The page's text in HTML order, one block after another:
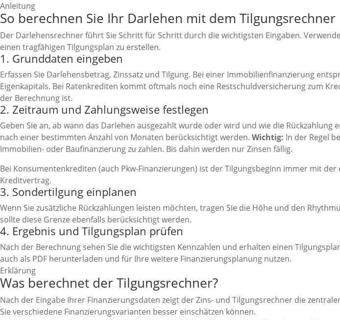
Anleitung
So berechnen Sie Ihr Darlehen mit dem Tilgungsrechner
Der Darlehensrechner führt Sie Schritt für Schritt durch die wichtigsten Eingaben.
einen tragfähigen Tilgungsplan zu erstellen.
1. Grunddaten eingeben
Erfassen Sie Darlehensbetrag, Zinssatz und Tilgung. Bei einer Immobilienfinanzierung
Eigenkapitals. Bei Ratenkrediten kommt oftmals noch eine Restschuld­versicherung zum
der Berechnung ist.
2. Zeitraum und Zahlungsweise festlegen
Geben Sie an, ab wann das Darlehen ausgezahlt wurde oder wird und wie die
nach einer bestimmten Anzahl von Monaten berücksichtigt werden. Wichtig: In der Regel
Immobilien- oder Baufinanzierung zu zahlen. Bis dahin werden nur Zinsen fällig.
Bei Konsumentenkrediten (auch Pkw-Finanzierungen) ist der Tilgungsbeginn immer mit
Kreditvertrag.
3. Sondertilgung einplanen
Wenn Sie zusätzliche Rückzahlungen leisten möchten, tragen Sie die Höhe und den
sollte diese Grenze ebenfalls berücksichtigt werden.
4. Ergebnis und Tilgungsplan prüfen
Nach der Berechnung sehen Sie die wichtigsten Kennzahlen und erhalten einen
auch als PDF herunterladen und für Ihre weitere Finanzierungsplanung nutzen.
Erklärung
Was berechnet der Tilgungsrechner?
Nach der Eingabe Ihrer Finanzierungsdaten zeigt der Zins- und Tilgungsrechner die
Sie verschiedene Finanzierungsvarianten besser einschätzen können.